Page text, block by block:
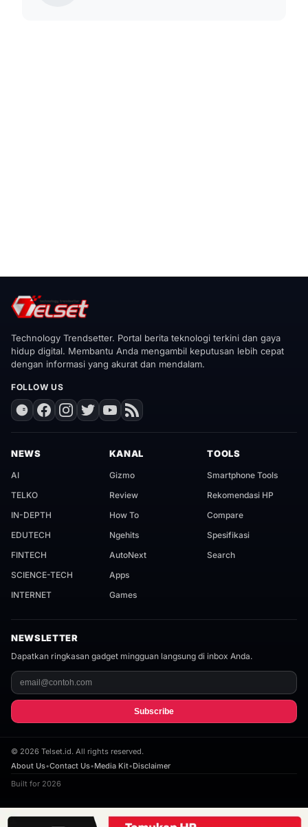
Technology Trendsetter. Portal berita teknologi terkini dan gaya
hidup digital. Membantu Anda mengambil keputusan lebih cepat
dengan informasi yang akurat dan mendalam.
FOLLOW US
NEWS
AI
TELKO
IN-DEPTH
EDUTECH
FINTECH
SCIENCE-TECH
INTERNET
KANAL
Gizmo
Review
How To
Ngehits
AutoNext
Apps
Games
TOOLS
Smartphone Tools
Rekomendasi HP
Compare
Spesifikasi
Search
NEWSLETTER
Dapatkan ringkasan gadget mingguan langsung di inbox Anda.
Subscribe
© 2026 Telset.id. All rights reserved.
About Us•Contact Us•Media Kit•Disclaimer
Built for 2026